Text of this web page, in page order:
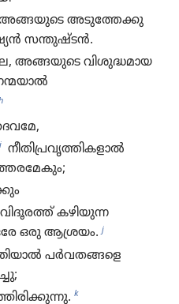
അടു​ത്തേക്കു
സന്തുഷ്ടൻ.
അങ്ങയുടെ വിശു​ദ്ധ​മായ
i നീതി​പ്ര​വൃ​ത്തി​ക​ളാൽ
കഴിയു​ന്ന​
ഒരു ആശ്രയം. j
പർവത​ങ്ങളെ
k